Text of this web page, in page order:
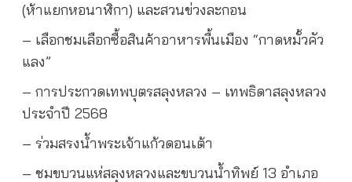
(ห้าแยกหอนาฬิกา) และสวนข่วงละกอน
– เลือกชมเลือกซื้อสินค้าอาหารพื้นเมือง “กาดหมั้วคัว
แลง”
– การประกวดเทพบุตรสลุงหลวง – เทพธิดาสลุงหลวง
ประจำปี 2568
– ร่วมสรงน้ำพระเจ้าแก้วดอนเต้า
– ชมขบวนแห่สลุงหลวงและขบวนน้ำทิพย์ 13 อำเภอ